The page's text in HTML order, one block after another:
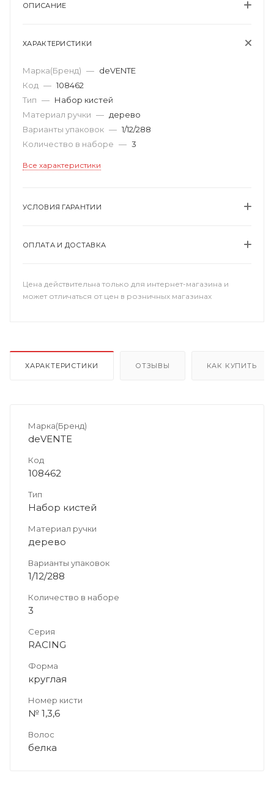
ОПИСАНИЕ
ХАРАКТЕРИСТИКИ
Марка(Бренд) — deVENTE
Код — 108462
Тип — Набор кистей
Материал ручки — дерево
Варианты упаковок — 1/12/288
Количество в наборе — 3
Все характеристики
УСЛОВИЯ ГАРАНТИИ
ОПЛАТА И ДОСТАВКА
Цена действительна только для интернет-магазина и
может отличаться от цен в розничных магазинах
ХАРАКТЕРИСТИКИ ОТЗЫВЫ КАК КУПИТЬ
Марка(Бренд)
deVENTE
Код
108462
Тип
Набор кистей
Материал ручки
дерево
Варианты упаковок
1/12/288
Количество в наборе
3
Серия
RACING
Форма
круглая
Номер кисти
№ 1,3,6
Волос
белка